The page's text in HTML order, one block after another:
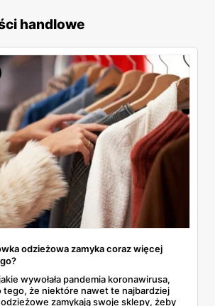
handlowe
odzieżowa zamyka coraz więcej
wywołała pandemia koronawirusa,
tego, że niektóre nawet te najbardziej
zamykają swoje sklepy, żeby